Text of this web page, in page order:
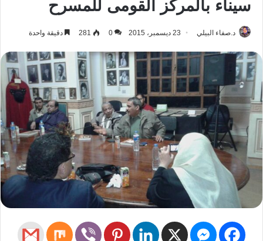
سيناء بالمركز القومى للمسرح
د.صفاء البيلي 23 ديسمبر، 2015 0
281 دقيقة واحدة